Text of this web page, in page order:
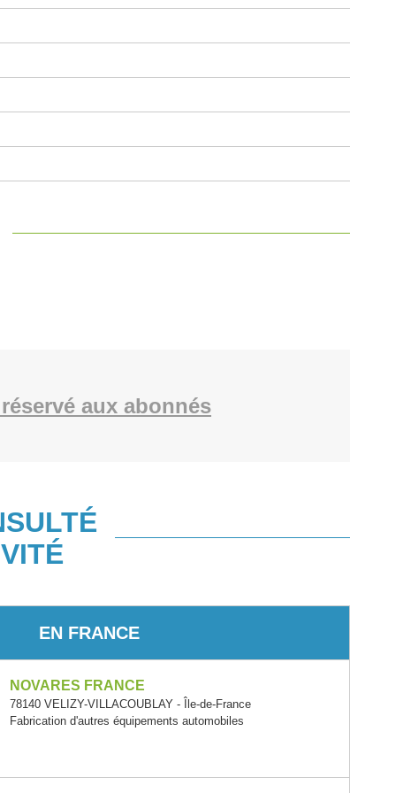
aux abonnés
EN FRANCE
NOVARES FRANCE
78140 VELIZY-VILLACOUBLAY - Île-de-France
Fabrication d'autres équipements automobiles